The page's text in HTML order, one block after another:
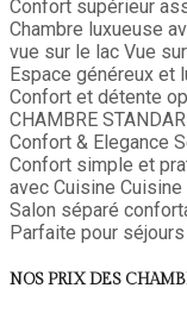
Confort supérieur
Chambre luxueuse
vue sur le lac Vue
Espace généreux et
Confort et détente
CHAMBRE
Confort & Elegance
Confort simple et
avec Cuisine
Salon séparé
Parfaite pour
NOS PRIX DES